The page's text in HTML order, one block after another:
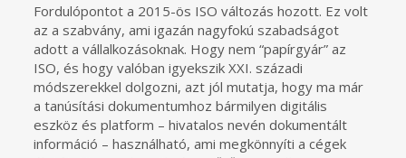
Fordulópontot a 2015-ös ISO változás hozott. Ez volt
az a szabvány, ami igazán nagyfokú szabadságot
adott a vállalkozásoknak. Hogy nem “papírgyár” az
ISO, és hogy valóban igyekszik XXI. századi
módszerekkel dolgozni, azt jól mutatja, hogy ma már
a tanúsítási dokumentumhoz bármilyen digitális
eszköz és platform – hivatalos nevén dokumentált
információ – használható, ami megkönnyíti a cégek